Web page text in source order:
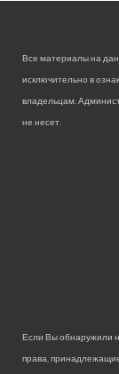
Все материалы на
исключительно в
владельцам.
не несет.
Если Вы обнаружили
права,